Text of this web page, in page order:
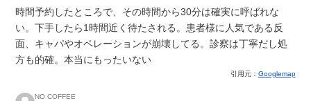
時間予約したところで、その時間から30分は確実に呼ばれな
い。下手したら1時間近く待たされる。患者様に人気である反
面、キャパやオペレーションが崩壊してる。診察は丁寧だし処
方も的確。本当にもったいない
引用元： Googlemap
NO COFFEE